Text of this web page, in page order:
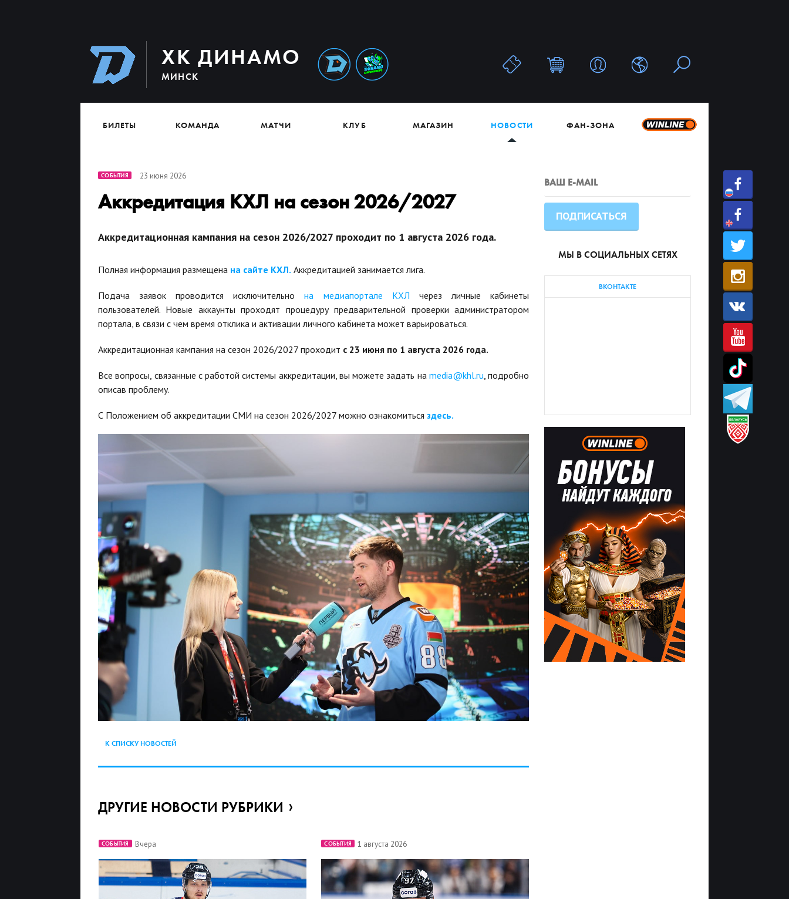
ХК ДИНАМО
МИНСК
БИЛЕТЫ КОМАНДА МАТЧИ КЛУБ МАГАЗИН НОВОСТИ ФАН-ЗОНА
МЫ В СОЦИАЛЬНЫХ СЕТЯХ
ВКОНТАКТЕ
СОБЫТИЯ 23 июня 2026
Аккредитация КХЛ на сезон 2026/2027
Аккредитационная кампания на сезон 2026/2027 проходит по 1 августа 2026 года.
Полная информация размещена на сайте КХЛ. Аккредитацией занимается лига.
Подача заявок проводится исключительнона медиапортале КХЛ через личные кабинеты
пользователей. Новые аккаунты проходят процедуру предварительной проверки администратором
портала, в связи с чем время отклика и активации личного кабинета может варьироваться.
Аккредитационная кампания на сезон 2026/2027 проходит с 23 июня по 1 августа 2026 года.
Все вопросы, связанные с работой системы аккредитации, вы можете задать на media@khl.ru, подробно
описав проблему.
С Положением об аккредитации СМИ на сезон 2026/2027 можно ознакомиться здесь.
К СПИСКУ НОВОСТЕЙ
ДРУГИЕ НОВОСТИ РУБРИКИ
СОБЫТИЯ Вчера СОБЫТИЯ 1 августа 2026